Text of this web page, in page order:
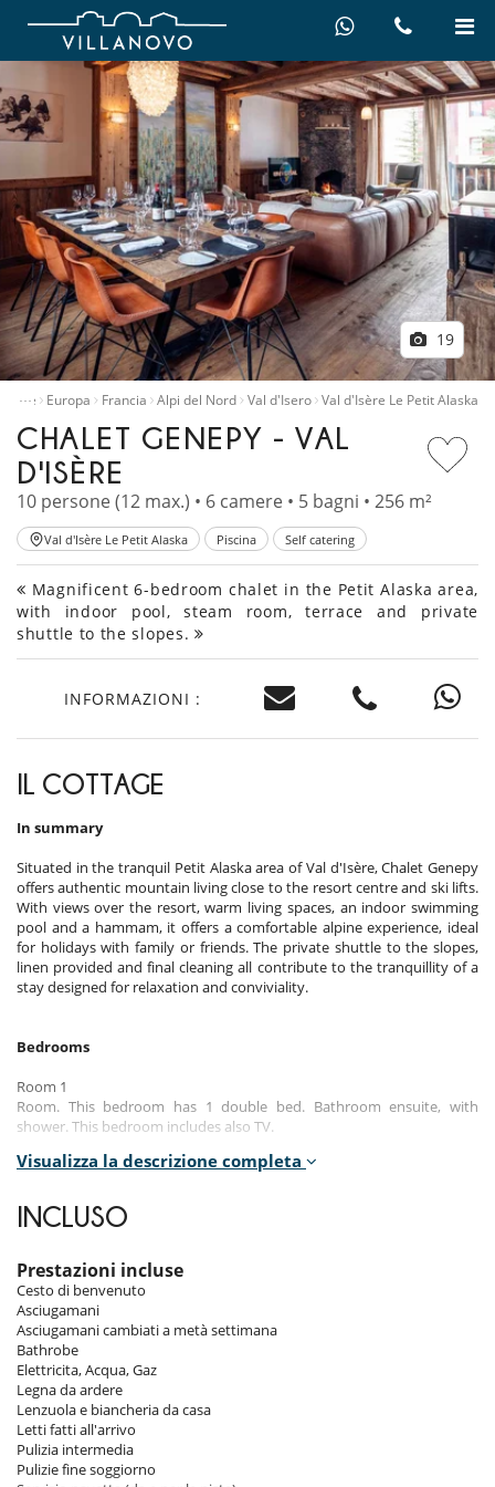
19
…
ville Europa Francia Alpi del Nord Val d'Isero Val d'Isère Le Petit Alaska
CHALET GENEPY - VAL
D'ISÈRE
10 persone (12 max.) • 6 camere • 5 bagni • 256 m²
Val d'Isère Le Petit Alaska Piscina Self catering
Magnificent 6-bedroom chalet in the Petit Alaska area,
with indoor pool, steam room, terrace and private
shuttle to the slopes.
INFORMAZIONI :
IL COTTAGE
In summary
Situated in the tranquil Petit Alaska area of Val d'Isère, Chalet Genepy
offers authentic mountain living close to the resort centre and ski lifts.
With views over the resort, warm living spaces, an indoor swimming
pool and a hammam, it offers a comfortable alpine experience, ideal
for holidays with family or friends. The private shuttle to the slopes,
linen provided and final cleaning all contribute to the tranquillity of a
stay designed for relaxation and conviviality.
Bedrooms
Room 1
Room. This bedroom has 1 double bed. Bathroom ensuite, with
shower. This bedroom includes also TV.
Room 2
shower.
Room. This bedroom has 1 double bed. Bathroom ensuite, with
shower. This bedroom includes also TV.
Room 4
Room. This bedroom has 4 bunk beds. Bathroom shared, with shower.
Room 5
Room. This bedroom has 1 double bed. Bathroom ensuite, with
bathtub, shower. This bedroom includes also TV, dressing room.
Room 6
Visualizza la descrizione completa
INCLUSO
Prestazioni incluse
Cesto di benvenuto
Asciugamani
Asciugamani cambiati a metà settimana
Bathrobe
Elettricita, Acqua, Gaz
Legna da ardere
Lenzuola e biancheria da casa
Letti fatti all'arrivo
Pulizia intermedia
Pulizie fine soggiorno